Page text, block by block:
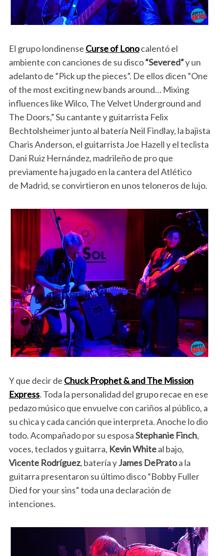
El grupo londinense Curse of Lonocalentó el
ambiente con canciones de su disco“Severed”y un
adelanto de “Pick up the pieces”. De ellos dicen “One
of the most exciting new bands around… Mixing
influences like Wilco, The Velvet Underground and
The Doors,” Su cantante y guitarrista Felix
Bechtolsheimer junto al batería Neil Findlay, la bajista
Charis Anderson, el guitarrista Joe Hazell y el teclista
Dani Ruiz Hernández, madrileño de pro que
previamente ha jugado en la cantera del Atlético
de Madrid, se convirtieron en unos teloneros de lujo.
Y que decir de Chuck Prophet& and The Mission
Express. Toda la personalidad del grupo recae en ese
pedazo músico que envuelve con cariños al público, a
su chica y cada canción que interpreta. Anoche lo dio
todo. Acompañado por su esposaStephanie Finch,
voces, teclados y guitarra, Kevin Whiteal bajo,
Vicente Rodríguez, batería yJames DePratoa la
guitarra presentaron su último disco “Bobby Fuller
Died for your sins” toda una declaración de
intenciones.